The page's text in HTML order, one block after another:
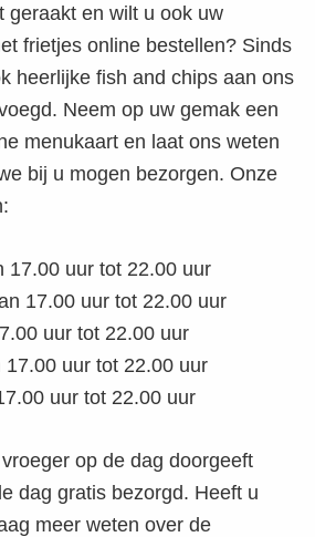
geraakt en wilt u ook uw
frietjes online bestellen? Sinds
heerlijke fish and chips aan ons
Neem op uw gemak een
menukaart en laat ons weten
bij u mogen bezorgen. Onze
17.00 uur tot 22.00 uur
17.00 uur tot 22.00 uur
uur tot 22.00 uur
17.00 uur tot 22.00 uur
uur tot 22.00 uur
op de dag doorgeeft
dag gratis bezorgd. Heeft u
meer weten over de